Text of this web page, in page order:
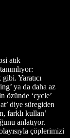
atık
Yaratıcı
ya da daha az
özünde ‘cycle’
diye süregiden
farklı kullan’
anlatıyor.
çöplerimizi